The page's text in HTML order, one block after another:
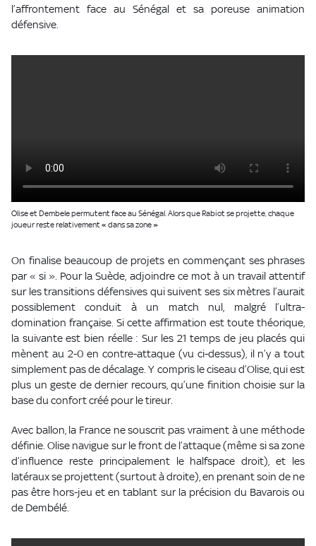
l’affrontement face au Sénégal et sa poreuse animation
défensive.
Olise et Dembele permutent face au Sénégal. Alors que Rabiot se projette, chaque
joueur reste relativement « dans sa zone »
On finalise beaucoup de projets en commençant ses phrases
par « si ». Pour la Suède, adjoindre ce mot à un travail attentif
sur les transitions défensives qui suivent ses six mètres l’aurait
possiblement conduit à un match nul, malgré l’ultra-
domination française. Si cette affirmation est toute théorique,
la suivante est bien réelle : Sur les 21 temps de jeu placés qui
mènent au 2-0 en contre-attaque (vu ci-dessus), il n’y a tout
simplement pas de décalage. Y compris le ciseau d’Olise, qui est
plus un geste de dernier recours, qu’une finition choisie sur la
base du confort créé pour le tireur.
Avec ballon, la France ne souscrit pas vraiment à une méthode
définie. Olise navigue sur le front de l’attaque (même si sa zone
d’influence reste principalement le halfspace droit), et les
latéraux se projettent (surtout à droite), en prenant soin de ne
pas être hors-jeu et en tablant sur la précision du Bavarois ou
de Dembélé.